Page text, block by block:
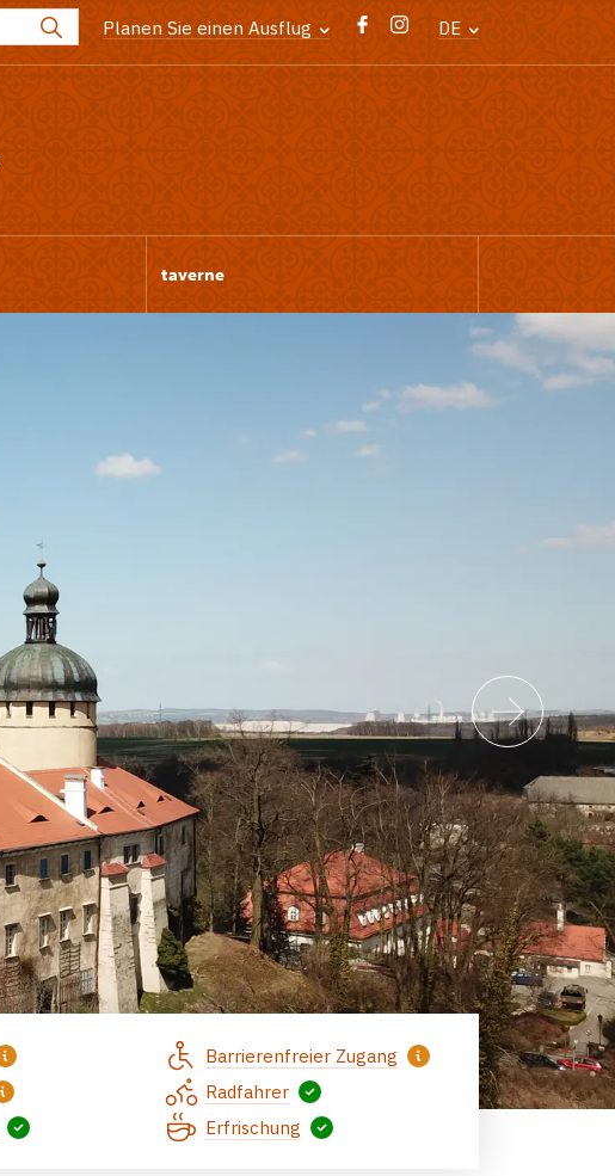
Planen Sie einen Ausflug DE
taverne
Celkový pohled na areál
Barrierenfreier Zugang
Radfahrer
Erfrischung